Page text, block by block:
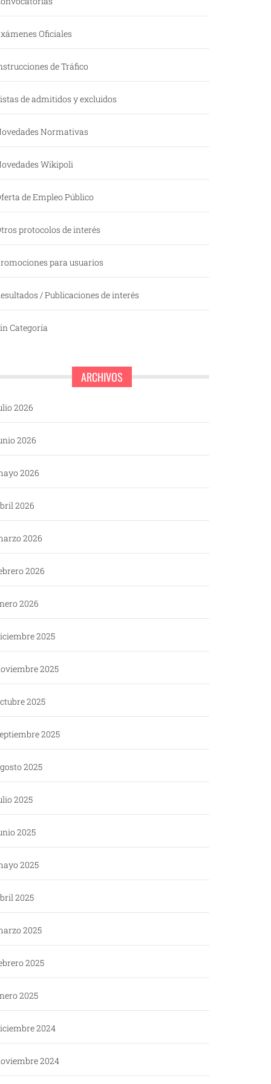
Oficiales
de Tráfico
de admitidos y excluidos
Normativas
Wikipoli
de Empleo Público
protocolos de interés
para usuarios
/ Publicaciones de interés
Categoría
ARCHIVOS
2026
2026
2026
2026
2026
2026
2026
2025
2025
2025
2025
2025
2025
2025
2025
2025
2025
2025
2025
2024
2024